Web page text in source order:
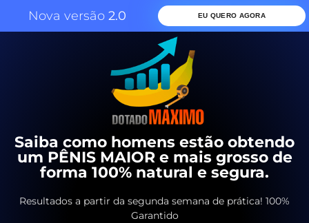
Nova versão 2.0 EU QUERO AGORA
Saiba como homens estão obtendo
um PÊNIS MAIOR e mais grosso de
forma 100% natural e segura.
Resultados a partir da segunda semana de prática! 100%
Garantido